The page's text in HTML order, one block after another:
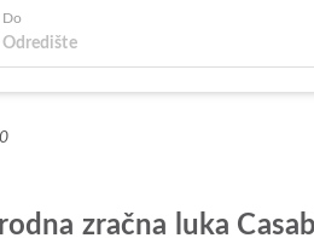
Do
zračna luka